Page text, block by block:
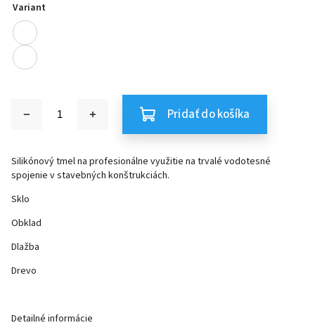
Variant
Pridať do košíka
Silikónový tmel na profesionálne využitie na trvalé vodotesné
spojenie v stavebných konštrukciách.
Sklo
Obklad
Dlažba
Drevo
Detailné informácie